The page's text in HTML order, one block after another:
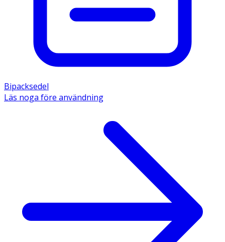
Bipacksedel
Läs noga före användning